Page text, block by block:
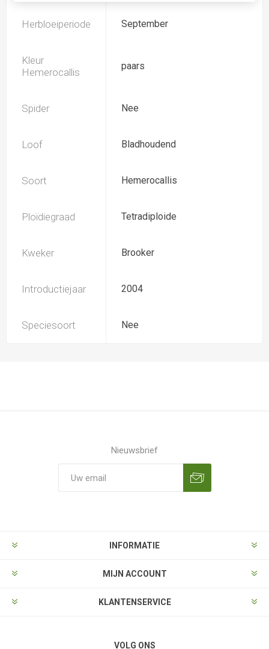
Herbloeiperiode September
Kleur
Hemerocallis
paars
Spider Nee
Loof Bladhoudend
Soort Hemerocallis
Ploïdiegraad Tetradiploide
Kweker Brooker
Introductiejaar 2004
Speciesoort Nee
Nieuwsbrief
INFORMATIE
MIJN ACCOUNT
KLANTENSERVICE
VOLG ONS